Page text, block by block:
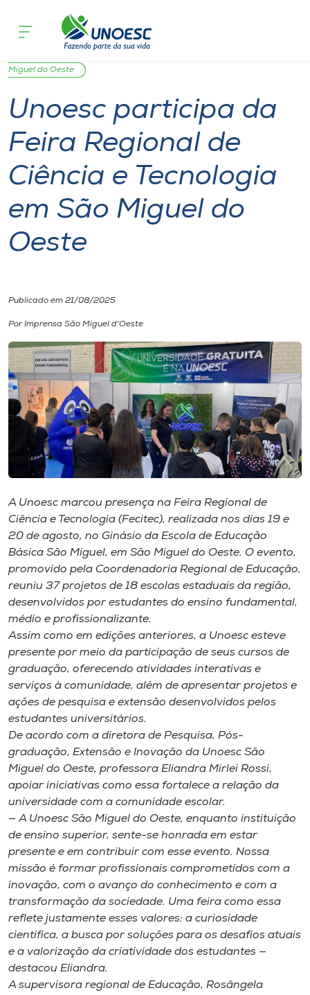
Cursos
Onde estamos
Pesquisa
Atendimento ao Estudante
Portal de Ensino
A
Internacionalização
I.nova
Diplomados
Cultura
CPA
Biblioteca
Editora
Rádio
Museu
Unoesc
Store
Selecione
o idioma
A+
A-
Notícia de evento
Miguel do Oeste
Unoesc participa da
Feira Regional de
Ciência e Tecnologia
em São Miguel do
Oeste
Publicado em 21/08/2025
Por Imprensa São Miguel d'Oeste
A Unoesc marcou presença na Feira Regional de
Ciência e Tecnologia (Fecitec), realizada nos dias 19 e
20 de agosto, no Ginásio da Escola de Educação
Básica São Miguel, em São Miguel do Oeste. O evento,
promovido pela Coordenadoria Regional de Educação,
reuniu 37 projetos de 18 escolas estaduais da região,
desenvolvidos por estudantes do ensino fundamental,
médio e profissionalizante.
Assim como em edições anteriores, a Unoesc esteve
presente por meio da participação de seus cursos de
graduação, oferecendo atividades interativas e
serviços à comunidade, além de apresentar projetos e
ações de pesquisa e extensão desenvolvidos pelos
estudantes universitários.
De acordo com a diretora de Pesquisa, Pós-
graduação, Extensão e Inovação da Unoesc São
Miguel do Oeste, professora Eliandra Mirlei Rossi,
apoiar iniciativas como essa fortalece a relação da
universidade com a comunidade escolar.
— A Unoesc São Miguel do Oeste, enquanto instituição
de ensino superior, sente-se honrada em estar
presente e em contribuir com esse evento. Nossa
missão é formar profissionais comprometidos com a
inovação, com o avanço do conhecimento e com a
transformação da sociedade. Uma feira como essa
reflete justamente esses valores: a curiosidade
científica, a busca por soluções para os desafios atuais
e a valorização da criatividade dos estudantes —
destacou Eliandra.
A supervisora regional de Educação, Rosângela